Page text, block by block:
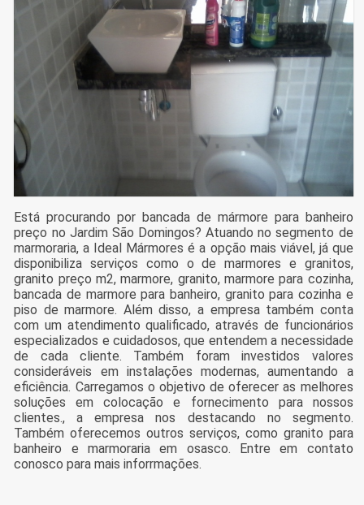
Está procurando por bancada de mármore para banheiro
preço no Jardim São Domingos? Atuando no segmento de
marmoraria, a Ideal Mármores é a opção mais viável, já que
disponibiliza serviços como o de marmores e granitos,
granito preço m2, marmore, granito, marmore para cozinha,
bancada de marmore para banheiro, granito para cozinha e
piso de marmore. Além disso, a empresa também conta
com um atendimento qualificado, através de funcionários
especializados e cuidadosos, que entendem a necessidade
de cada cliente. Também foram investidos valores
consideráveis em instalações modernas, aumentando a
eficiência. Carregamos o objetivo de oferecer as melhores
soluções em colocação e fornecimento para nossos
clientes., a empresa nos destacando no segmento.
Também oferecemos outros serviços, como granito para
banheiro e marmoraria em osasco. Entre em contato
conosco para mais inforrmações.